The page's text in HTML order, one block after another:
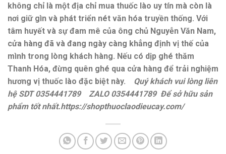
không chỉ là một địa chỉ mua thuốc lào uy tín mà còn là
nơi giữ gìn và phát triển nét văn hóa truyền thống. Với
tâm huyết và sự đam mê của ông chủ Nguyễn Văn Nam,
cửa hàng đã và đang ngày càng khẳng định vị thế của
mình trong lòng khách hàng. Nếu có dịp ghé thăm
Thanh Hóa, đừng quên ghé qua cửa hàng để trải nghiệm
hương vị thuốc lào đặc biệt này. Quý khách vui lòng liên
hệ SDT 0354441789 ZALO 0354441789 Để sở hữu sản
phẩm tốt nhất.https://shopthuoclaodieucay.com/